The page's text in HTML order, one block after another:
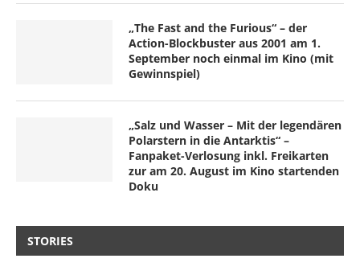
„The Fast and the Furious“ – der
Action-Blockbuster aus 2001 am 1.
September noch einmal im Kino (mit
Gewinnspiel)
„Salz und Wasser – Mit der legendären
Polarstern in die Antarktis“ –
Fanpaket-Verlosung inkl. Freikarten
zur am 20. August im Kino startenden
Doku
STORIES